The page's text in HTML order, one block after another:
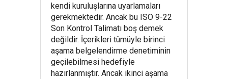
kendi kuruluşlarına uyarlamaları
gerekmektedir. Ancak bu ISO 9-22
Son Kontrol Talimatı boş demek
değildir. İçerikleri tümüyle birinci
aşama belgelendirme denetiminin
geçilebilmesi hedefiyle
hazırlanmıştır. Ancak ikinci aşama